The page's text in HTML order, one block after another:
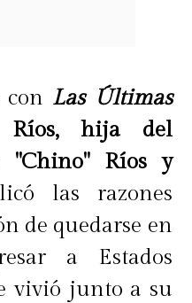
de un cuadro,
una casa
es más escaso
Las Últimas
Ríos, hija del
"Chino" Ríos y
las razones
de quedarse en
a Estados
vivió junto a su